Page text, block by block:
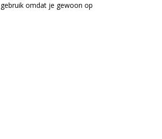
omdat je gewoon op